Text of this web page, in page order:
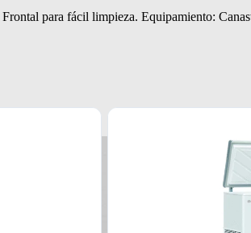
para fácil limpieza. Equipamiento: